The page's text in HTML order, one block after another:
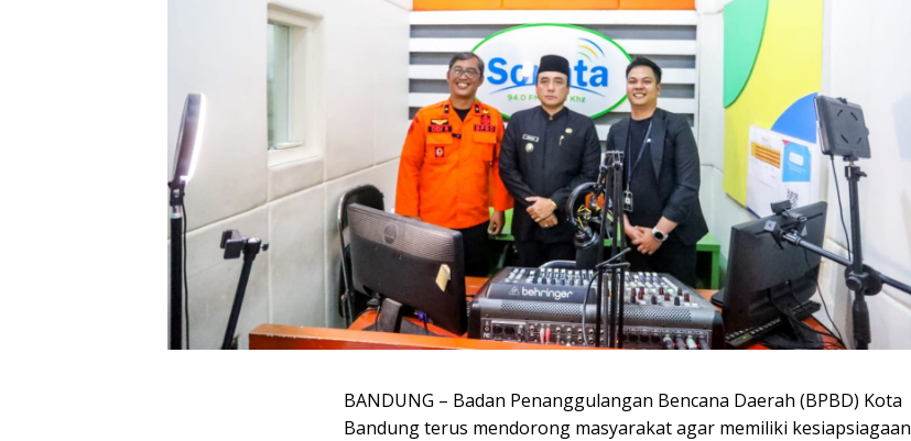
BANDUNG – Badan Penanggulangan Bencana Daerah (BPBD) Kota
Bandung terus mendorong masyarakat agar memiliki kesiapsiagaan